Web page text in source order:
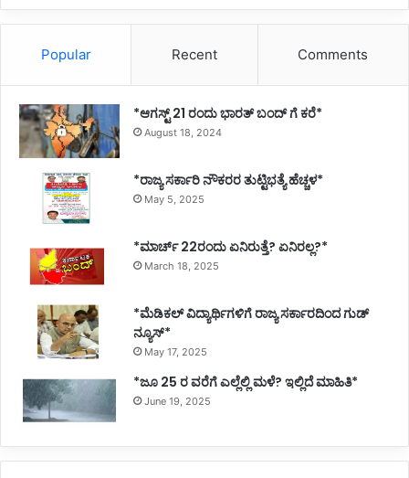
Popular Recent Comments
*ಆಗಸ್ಟ್ 21 ರಂದು ಭಾರತ್‌ ಬಂದ್‌ ಗೆ ಕರೆ*
August 18, 2024
*ರಾಜ್ಯ ಸರ್ಕಾರಿ ನೌಕರರ ತುಟ್ಟಿಭತ್ಯೆ ಹೆಚ್ಚಳ*
May 5, 2025
*ಮಾರ್ಚ್ 22ರಂದು ಏನಿರುತ್ತೆ? ಏನಿರಲ್ಲ?*
March 18, 2025
*ಮೆಡಿಕಲ್ ವಿದ್ಯಾರ್ಥಿಗಳಿಗೆ ರಾಜ್ಯ ಸರ್ಕಾರದಿಂದ ಗುಡ್
ನ್ಯೂಸ್*
May 17, 2025
*ಜೂ 25 ರ ವರೆಗೆ ಎಲ್ಲೆಲ್ಲಿ ಮಳೆ? ಇಲ್ಲಿದೆ ಮಾಹಿತಿ*
June 19, 2025